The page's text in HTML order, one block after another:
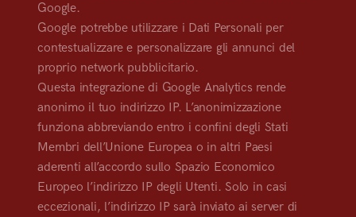
Google.
Google potrebbe utilizzare i Dati Personali per
contestualizzare e personalizzare gli annunci del
proprio network pubblicitario.
Questa integrazione di Google Analytics rende
anonimo il tuo indirizzo IP. L’anonimizzazione
funziona abbreviando entro i confini degli Stati
Membri dell’Unione Europea o in altri Paesi
aderenti all’accordo sullo Spazio Economico
Europeo l’indirizzo IP degli Utenti. Solo in casi
eccezionali, l’indirizzo IP sarà inviato ai server di